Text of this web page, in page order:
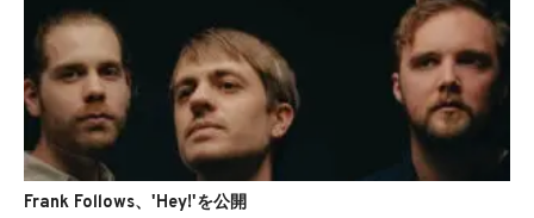
Frank Follows、'Hey!'を公開